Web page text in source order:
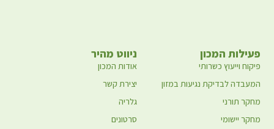
ניווט מהיר
אודות המכון
יצירת קשר
גלריה
סרטונים
פעילות המכון
פיקוח וייעוץ כשרותי
המעבדה לבדיקת נגיעות במזון
מחקר תורני
מחקר יישומי